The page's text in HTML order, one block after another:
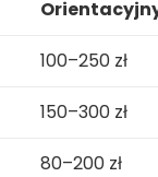
100–250 zł
150–300 zł
80–200 zł